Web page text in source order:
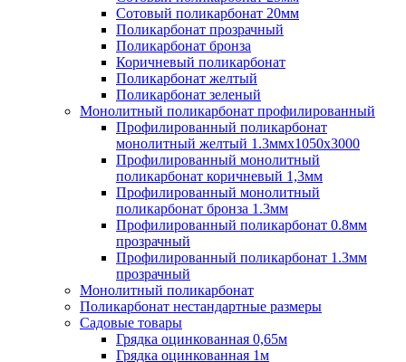
Сотовый поликарбонат 20мм
Поликарбонат прозрачный
Поликарбонат бронза
Коричневый поликарбонат
Поликарбонат желтый
Поликарбонат зеленый
Монолитный поликарбонат профилированный
Профилированный поликарбонат
монолитный желтый 1.3ммх1050х3000
Профилированный монолитный
поликарбонат коричневый 1,3мм
Профилированный монолитный
поликарбонат бронза 1.3мм
Профилированный поликарбонат 0.8мм
прозрачный
Профилированный поликарбонат 1.3мм
прозрачный
Монолитный поликарбонат
Поликарбонат нестандартные размеры
Садовые товары
Грядка оцинкованная 0,65м
Грядка оцинкованная 1м